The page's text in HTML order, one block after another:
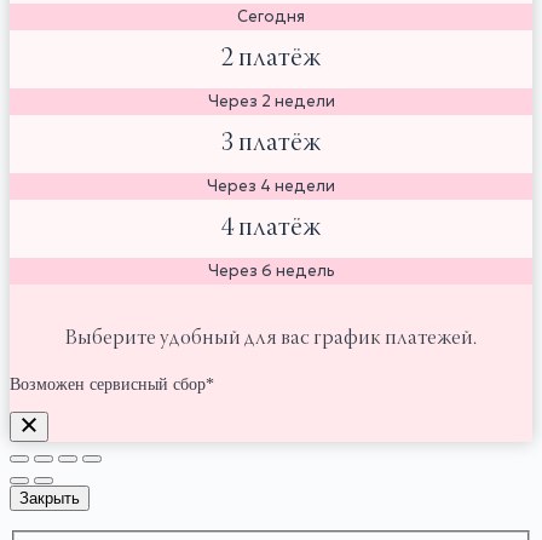
Сегодня
2 платёж
Через 2 недели
3 платёж
Через 4 недели
4 платёж
Через 6 недель
Выберите удобный для вас график платежей.
Возможен сервисный сбор*
Закрыть